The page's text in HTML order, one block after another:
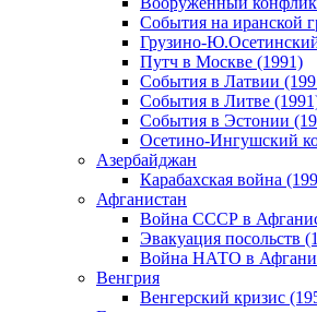
События на иранской
Грузино-
Путч в Москве (1991)
События в Латвии
События в Литве
События в Эстонии
Осетино-Ингушский
Азербайджан
Карабахская война
Афганистан
Война СССР в
Эвакуация посольств
Война НАТО в
Венгрия
Венгерский кризис